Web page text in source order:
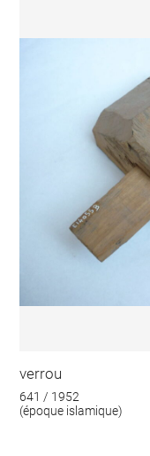
verrou
641 / 1952
(époque islamique)